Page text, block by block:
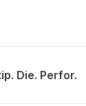
Die. Perfor.